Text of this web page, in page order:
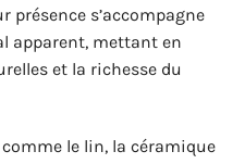
présence s’accompagne
apparent, mettant en
et la richesse du
le lin, la céramique